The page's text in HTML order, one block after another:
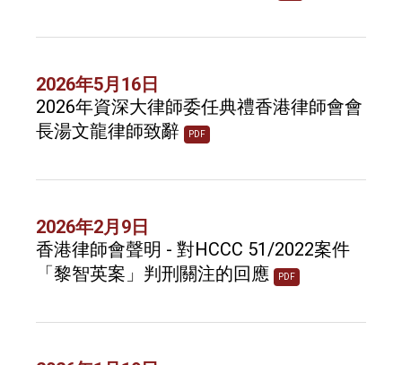
2026年5月16日
2026年資深大律師委任典禮香港律師會會
長湯文龍律師致辭
PDF
2026年2月9日
香港律師會聲明 - 對HCCC 51/2022案件
「黎智英案」判刑關注的回應
PDF